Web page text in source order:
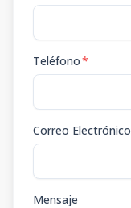
Teléfono*
Correo Electrónico
Mensaje